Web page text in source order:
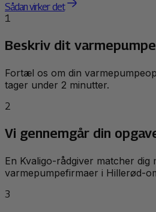
Sådan virker det
1
Beskriv dit
Fortæl os om din
tager under 2 minutter.
2
Vi gennemgår din
En Kvaligo-rådgiver matcher dig
varmepumpefirmaer i Hillerød-
3